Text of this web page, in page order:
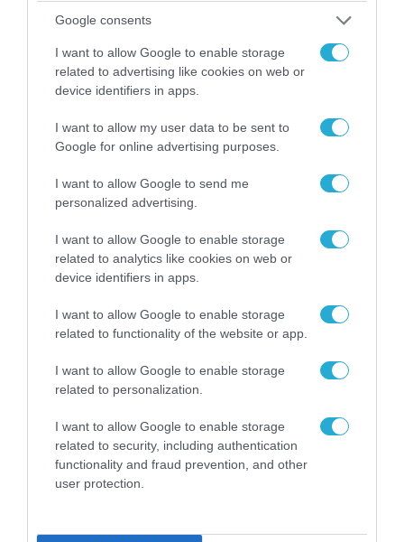
Google consents
I want to allow Google to enable storage
related to advertising like cookies on web or
device identifiers in apps.
I want to allow my user data to be sent to
Google for online advertising purposes.
I want to allow Google to send me
personalized advertising.
I want to allow Google to enable storage
related to analytics like cookies on web or
device identifiers in apps.
I want to allow Google to enable storage
related to functionality of the website or app.
I want to allow Google to enable storage
related to personalization.
I want to allow Google to enable storage
related to security, including authentication
functionality and fraud prevention, and other
user protection.
«Οι εντελώς αθώοι»: Η ανάρτηση του Αρκά για
τα ζώα που χάθηκαν στις πυρκαγιές της
04.08.2026 | 15:02
Αυτή την ώρα το τελευταίο «αντίο» στον πρώην
υπουργό Ι.Βαρβιτσιώτη (φωτο)